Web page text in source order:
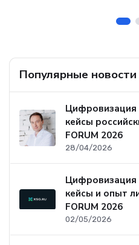
Популярные новости
Цифровизация
кейсы
FORUM 2026
28/04/2026
Цифровизация
кейсы и опыт
FORUM 2026
02/05/2026